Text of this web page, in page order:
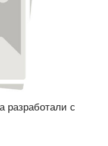
разработали с